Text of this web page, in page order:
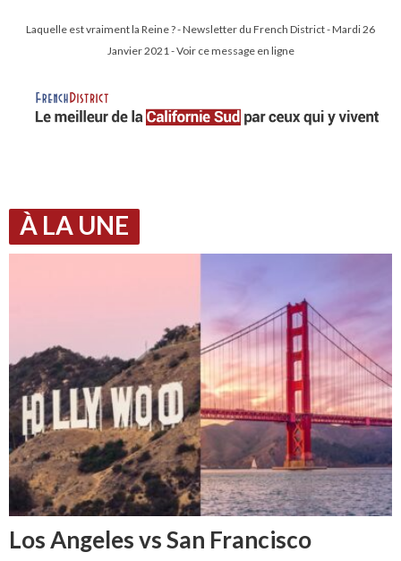
Laquelle est vraiment la Reine ? - Newsletter du French District - Mardi 26
Janvier 2021 - Voir ce message en ligne
À LA UNE
Los Angeles vs San Francisco